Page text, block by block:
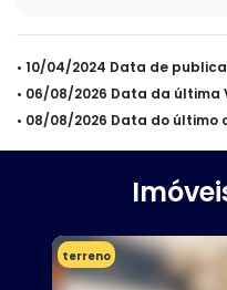
• 10/04/2024 Data de
• 06/08/2026 Data da
• 08/08/2026 Data do
terreno